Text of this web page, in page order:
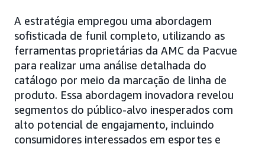
A estratégia empregou uma abordagem
sofisticada de funil completo, utilizando as
ferramentas proprietárias da AMC da Pacvue
para realizar uma análise detalhada do
catálogo por meio da marcação de linha de
produto. Essa abordagem inovadora revelou
segmentos do público-alvo inesperados com
alto potencial de engajamento, incluindo
consumidores interessados em esportes e